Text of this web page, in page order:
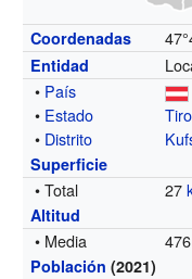
Coordenadas
Entidad
• País
• Estado
• Distrito
Superficie
• Total 27
Altitud
• Media
Población (2021)